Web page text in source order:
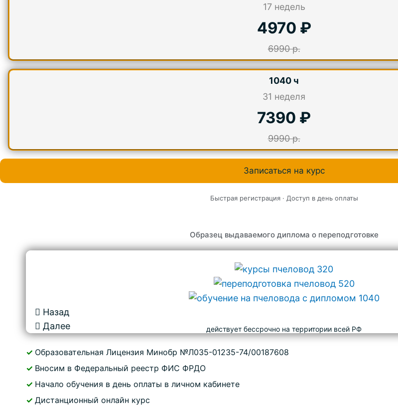
17недель
4970 ₽
6990 р.
1040 ч
31 неделя
7390 ₽
9990 р.
Записаться на курс
Быстрая регистрация · Доступ в день оплаты
Образец выдаваемого диплома о переподготовке
Назад
Далее
действует бессрочно на территории всей РФ
✓ Образовательная Лицензия Минобр №Л035-01235-74/00187608
✓ Вносим в Федеральный реестр ФИС ФРДО
✓ Начало обучения в день оплаты в личном кабинете
✓ Дистанционный онлайн курс